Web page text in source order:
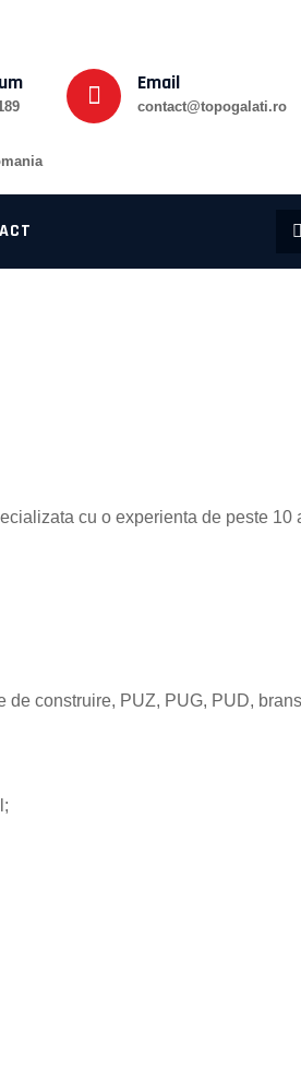
Email
contact@topogalati.ro
cu o experienta de peste 10
construire, PUZ, PUG, PUD,